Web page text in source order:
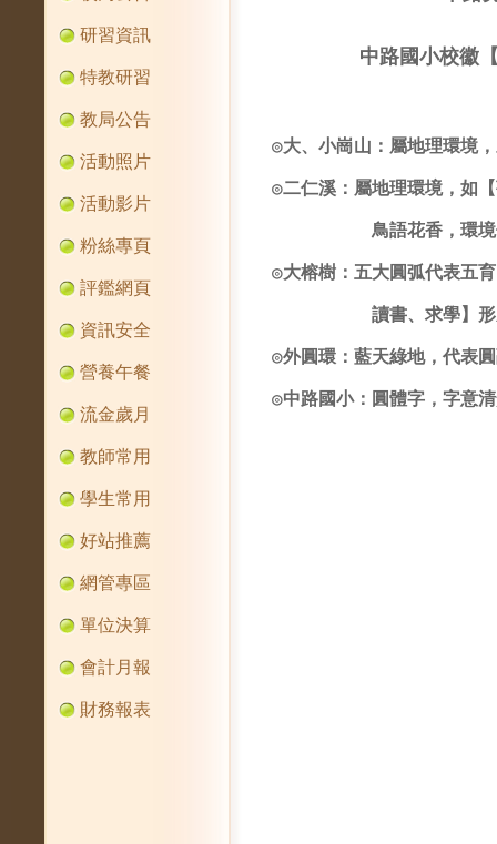
研習資訊
特教研習
教局公告
活動照片
活動影片
粉絲專頁
評鑑網頁
資訊安全
營養午餐
流金歲月
教師常用
學生常用
好站推薦
網管專區
單位決算
會計月報
財務報表
中路國小校徽
◎大、小崗山：屬地理環境
◎二仁溪：屬地理環境，如
鳥語花香，環
◎大榕樹： 五大圓弧代表五
讀書、求學】
◎外圓環：藍天綠地，代表
◎中路國小：圓體字，字意